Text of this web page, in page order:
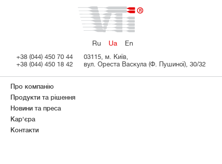
Ru Ua En
+38 (044) 450 70 44
+38 (044) 450 18 42
03115, м. Київ,
вул. Ореста Васкула (Ф. Пушиної), 30/32
Про компанію
Продукти та рішення
Новини та преса
Кар'єра
Контакти